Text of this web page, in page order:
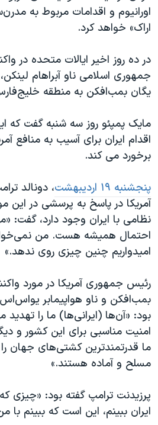
اورانیوم و اقدامات مربوط به
اراک» خواهد کرد.
در ده روز اخیر ایالات متحده در
جمهوری اسلامی ناو آبراهام
یگان بمب‌افکن به منطقه
مایک پمپئو روز سه شنبه گفت که
اقدام ایران برای آسیب به منافع
برخورد می کند.
پنجشنبه ۱۹ اردیبهشت
، دونالد
آمریکا در پاسخ به پرسشی در این
نظامی با ایران وجود دارد، گفت:‌
احتمال همیشه هست. من
امیدواریم چنین چیزی روی ندهد.»‌
رئیس جمهوری آمریکا در مورد
بمب‌افکن و ناو هواپیمابر یو‌اس‌اس
بود: «آن‌ها (ایرانی‌ها) ما را تهدید
امنیت مناسبی برای این کشور و
ما قدرتمندترین کشتی‌های جهان
مسلح و آماده هستند.»
پرزیدنت ترامپ گفته بود:‌ «چیزی
ایران ببینم، این است که ببینم